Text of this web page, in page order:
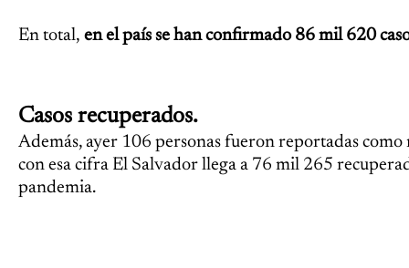
En total, en el país se han confirmado 86 mil 620
Casos recuperados.
Además, ayer 106 personas fueron reportadas como
con esa cifra El Salvador llega a 76 mil 265
pandemia.